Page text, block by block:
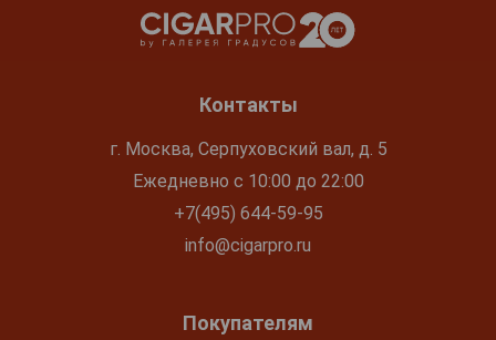
Контакты
г. Москва, Серпуховский вал, д. 5
Ежедневно с 10:00 до 22:00
+7(495) 644-59-95
info@cigarpro.ru
Покупателям